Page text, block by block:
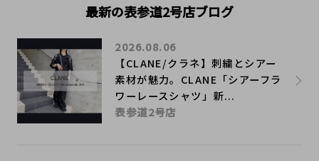
最新の表参道2号店ブログ
【CLANE/クラネ】刺繍とシアー
素材が魅力。CLANE「シアーフラ
ワーレースシャツ」新...
2026.08.06
表参道2号店